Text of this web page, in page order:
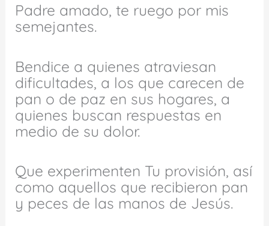
Padre amado, te ruego por mis
semejantes.
Bendice a quienes atraviesan
dificultades, a los que carecen de
pan o de paz en sus hogares, a
quienes buscan respuestas en
medio de su dolor.
Que experimenten Tu provisión, así
como aquellos que recibieron pan
y peces de las manos de Jesús.